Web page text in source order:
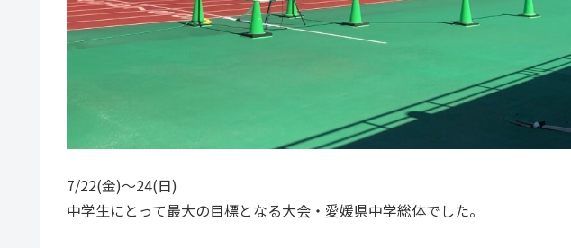
7/22(金)～24(日)
中学生にとって最大の目標となる大会・愛媛県中学総体でした。